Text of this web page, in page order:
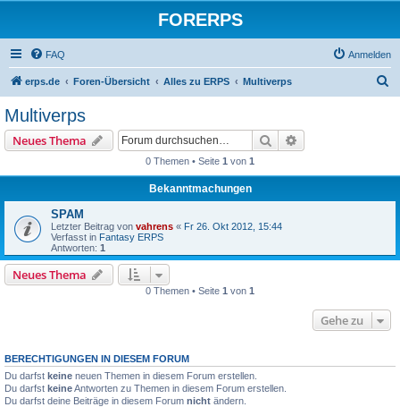
FORERPS
FAQ Anmelden
erps.de Foren-Übersicht Alles zu ERPS Multiverps
Multiverps
Neues Thema Suche
0 Themen • Seite 1 von 1
Bekanntmachungen
SPAM
Letzter Beitrag von vahrens « Fr 26. Okt 2012, 15:44
Verfasst in Fantasy ERPS
Antworten: 1
Neues Thema
0 Themen • Seite 1 von 1
Gehe zu
BERECHTIGUNGEN IN DIESEM FORUM
Du darfst keine neuen Themen in diesem Forum erstellen.
Du darfst keineAntworten zu Themen in diesem Forum erstellen.
Du darfst deine Beiträge in diesem Forum nicht ändern.